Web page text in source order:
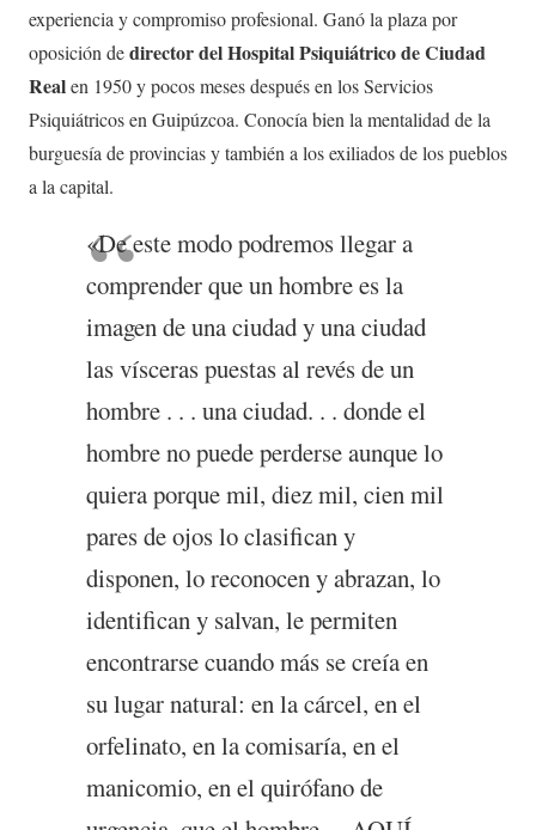
experiencia y compromiso profesional. Ganó la plaza por
oposición dedirector del Hospital Psiquiátrico de Ciudad
Realen 1950 y pocos meses después en los Servicios
Psiquiátricos en Guipúzcoa. Conocía bien la mentalidad de la
burguesía de provincias y también a los exiliados de los pueblos
a la capital.
«De este modo podremos llegar a
comprender que un hombre es la
imagen de una ciudad y una ciudad
las vísceras puestas al revés de un
hombre . . . una ciudad. . . donde el
hombre no puede perderse aunque lo
quiera porque mil, diez mil, cien mil
pares de ojos lo clasifican y
disponen, lo reconocen y abrazan, lo
identifican y salvan, le permiten
encontrarse cuando más se creía en
su lugar natural: en la cárcel, en el
orfelinato, en la comisaría, en el
manicomio, en el quirófano de